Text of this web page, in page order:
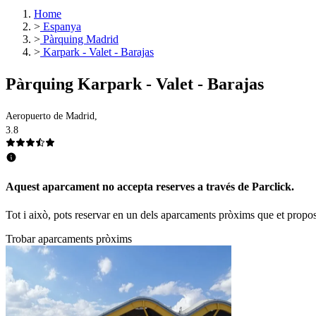
Home
> Espanya
> Pàrquing Madrid
> Karpark - Valet - Barajas
Pàrquing Karpark - Valet - Barajas
Aeropuerto de Madrid,
3.8
Aquest aparcament no accepta reserves a través de Parclick.
Tot i això, pots reservar en un dels aparcaments pròxims que et
Trobar aparcaments pròxims